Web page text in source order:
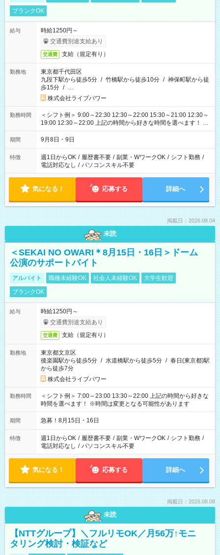
ブランクOK
給与
時給1250円～
交通費別途支給あり
交通費 支給（規定有り）
勤務地
東京都千代田区
九段下駅から徒歩5分 / 竹橋駅から徒歩10分 / 神保町駅から徒
歩15分 / …
株式会社ライブパワー
勤務時間
＜シフト例＞ 9:00～22:30 12:30～22:00 15:30～21:00 12:30～
19:00 12:30～22:00 上記の時間から好きな時間を選べます！ ※
時間は変更となる可能性があります
期間 9月8日・9日
特徴 週1日からOK / 履歴書不要 / 副業・WワークOK / シフト勤務 /
電話対応なし / パソコンスキル不要
気になる！ 応募する 詳細へ
掲載日：2026.08.04
未読
＜SEKAI NO OWARI＊8月15日・16日＞ドーム
公演のサポートバイト
アルバイト 職種未経験OK 社会人未経験OK
大学生歓迎
ブランクOK
給与
時給1250円～
交通費別途支給あり
交通費 支給（規定有り）
勤務地
東京都文京区
後楽園駅から徒歩5分 / 水道橋駅から徒歩5分 / 春日(東京都)駅
から徒歩7分
株式会社ライブパワー
勤務時間
＜シフト例＞ 7:00～23:00 13:30～22:00 上記の時間から好きな
時間を選べます！ ※時間は変更となる可能性があります
期間 急募！8月15日・16日
特徴 週1日からOK / 履歴書不要 / 副業・WワークOK / シフト勤務 /
電話対応なし / パソコンスキル不要
気になる！ 応募する 詳細へ
掲載日：2026.08.08
未読
【NTTグループ】＼フルリモOK／月56万↑モニ
タリング検討・検証など